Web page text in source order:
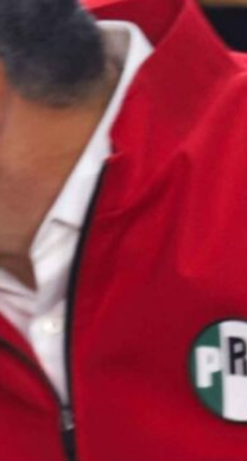
retrasan el
de clases
28 julio, 2026
OPINIÓN